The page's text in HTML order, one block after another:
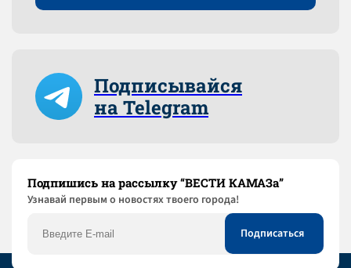
Подписывайся
на Telegram
Подпишись на рассылку “ВЕСТИ КАМАЗа”
Узнaвай первым о новостях твоего города!